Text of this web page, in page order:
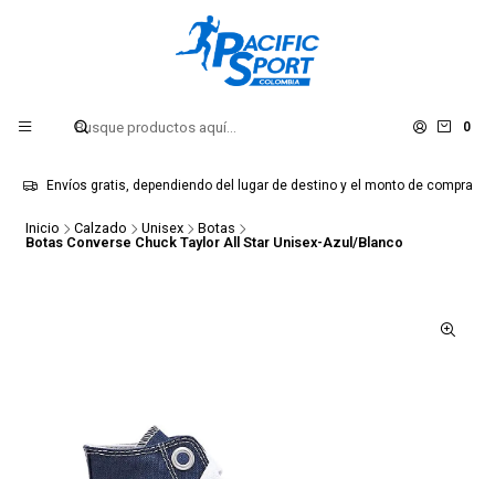
0
Envíos gratis, dependiendo del lugar de destino y el monto de compra
Inicio Calzado Unisex
Botas
Botas Converse Chuck Taylor All Star Unisex-Azul/Blanco